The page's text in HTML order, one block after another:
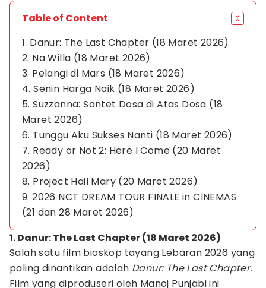
Table of Content
1. Danur: The Last Chapter (18 Maret 2026)
2. Na Willa (18 Maret 2026)
3. Pelangi di Mars (18 Maret 2026)
4. Senin Harga Naik (18 Maret 2026)
5. Suzzanna: Santet Dosa di Atas Dosa (18
Maret 2026)
6. Tunggu Aku Sukses Nanti (18 Maret 2026)
7. Ready or Not 2: Here I Come (20 Maret
2026)
8. Project Hail Mary (20 Maret 2026)
9. 2026 NCT DREAM TOUR FINALE in CINEMAS
(21 dan 28 Maret 2026)
1. Danur: The Last Chapter (18 Maret 2026)
Salah satu film bioskop tayang Lebaran 2026 yang
paling dinantikan adalah Danur: The Last Chapter.
Film yang diproduseri oleh Manoj Punjabi ini